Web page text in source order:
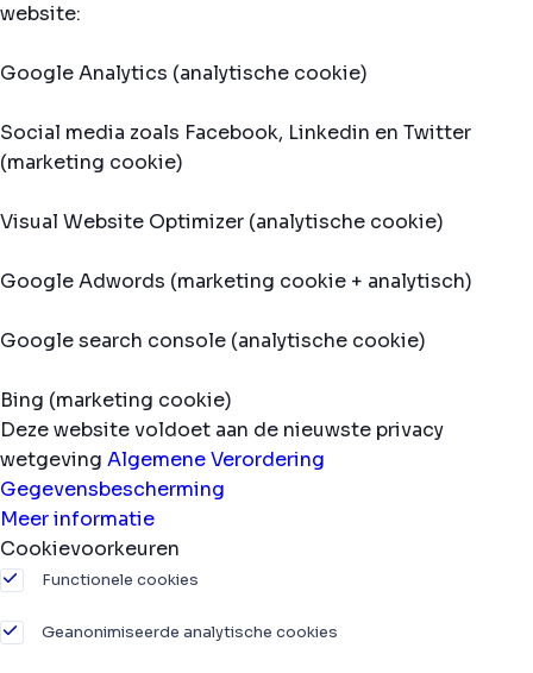
website:
Google Analytics (analytische cookie)
Social media zoals Facebook, Linkedin en Twitter
(marketing cookie)
Visual Website Optimizer (analytische cookie)
Google Adwords (marketing cookie + analytisch)
Google search console (analytische cookie)
Bing (marketing cookie)
Deze website voldoet aan de nieuwste privacy
wetgeving Algemene Verordering
Gegevensbescherming
Meer informatie
Cookievoorkeuren
Functionele cookies
Geanonimiseerde analytische cookies